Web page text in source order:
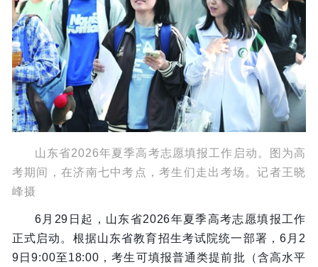
山东省2026年夏季高考志愿填报工作启动。图为高
考期间，在济南七中考点，考生们走出考场。记者王晓
峰摄
6月29日起，山东省2026年夏季高考志愿填报工作
正式启动。根据山东省教育招生考试院统一部署，6月2
9日9:00至18:00，考生可填报普通类提前批（含高水平